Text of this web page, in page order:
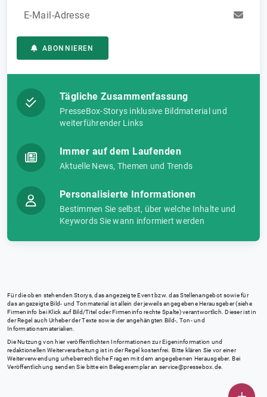
E-Mail-Adresse
ABONNIEREN
Tägliche Zusammenfassung
PresseBox-Storys inklusive Bildmaterial und
weiterführender Links
Immer auf dem Laufenden
Aktuelle News, Themen und Trends
Personalisierte Informationen
Bestimmen Sie selbst, über welche Inhalte und
Keywords Sie wann informiert werden
Für die oben stehenden Storys, das angezeigte Event bzw. das Stellenangebot sowie für
das angezeigte Bild- und Tonmaterial ist allein der jeweils angegebene Herausgeber (siehe
Firmeninfo bei Klick auf Bild/Titel oder Firmeninfo rechte Spalte) verantwortlich. Dieser ist in
der Regel auch Urheber der Texte sowie der angehängten Bild-, Ton- und
Informationsmaterialien.
Die Nutzung von hier veröffentlichten Informationen zur Eigeninformation und
redaktionellen Weiterverarbeitung ist in der Regel kostenfrei. Bitte klären Sie vor einer
Weiterverwendung urheberrechtliche Fragen mit dem angegebenen Herausgeber. Bei
Veröffentlichung senden Sie bitte ein Belegexemplar an service@pressebox.de